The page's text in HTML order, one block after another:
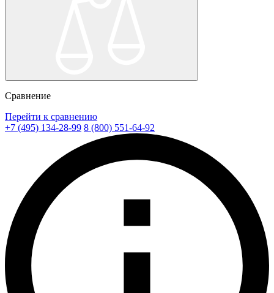
Сравнение
Перейти к сравнению
+7 (495) 134-28-99 8 (800) 551-64-92